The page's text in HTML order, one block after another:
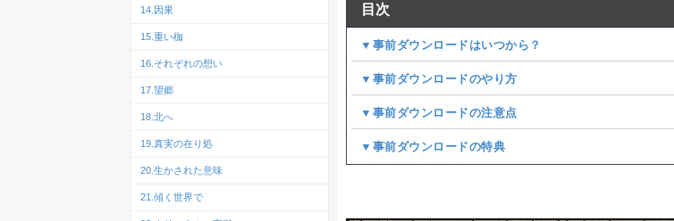
目次
▼事前ダウンロードはいつから？
▼事前ダウンロードのやり方
▼事前ダウンロードの注意点
▼事前ダウンロードの特典
14.因果
15.重い枷
16.それぞれの想い
17.望郷
18.北へ
19.真実の在り処
20.生かされた意味
21.傾く世界で